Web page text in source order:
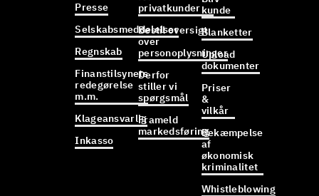
Presse
Selskabsmeddelelser
Regnskab
Finanstilsynets
redegørelse
m.m.
Klageansvarlig
Inkasso
privatkunder
Bestil oversigt
over
personoplysninger
Derfor
stiller vi
spørgsmål
Frameld
markedsføring
kunde
Blanketter
Upload
dokumenter
Priser
&
vilkår
Bekæmpelse
af
økonomisk
kriminalitet
Whistleblowing